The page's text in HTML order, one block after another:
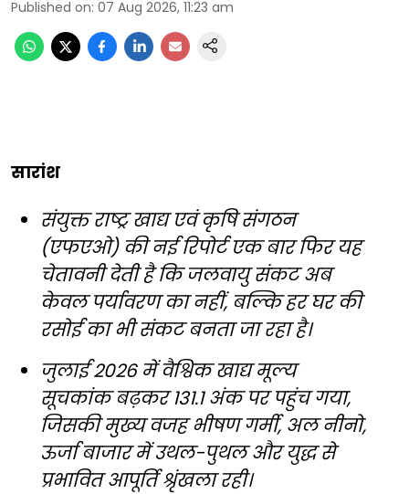
Published on: 07 Aug 2026, 11:23 am
सारांश
संयुक्त राष्ट्र खाद्य एवं कृषि संगठन
(एफएओ) की नई रिपोर्ट एक बार फिर यह
चेतावनी देती है कि जलवायु संकट अब
केवल पर्यावरण का नहीं, बल्कि हर घर की
रसोई का भी संकट बनता जा रहा है।
जुलाई 2026 में वैश्विक खाद्य मूल्य
सूचकांक बढ़कर 131.1 अंक पर पहुंच गया,
जिसकी मुख्य वजह भीषण गर्मी, अल नीनो,
ऊर्जा बाजार में उथल-पुथल और युद्ध से
प्रभावित आपूर्ति श्रृंखला रही।